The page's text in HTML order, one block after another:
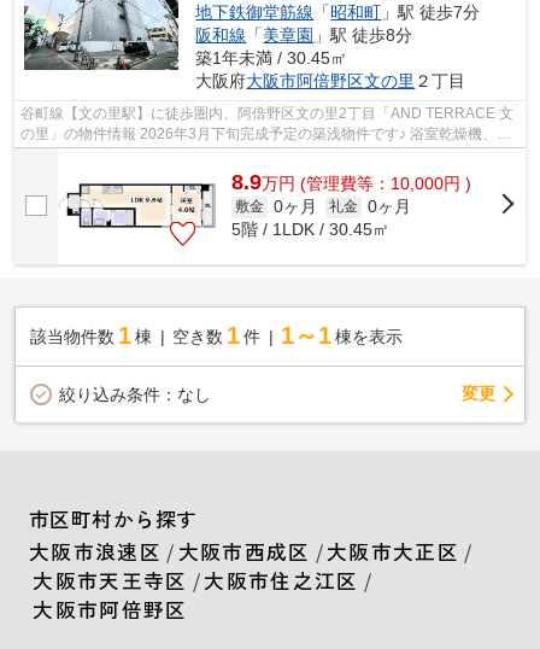
地下鉄御堂筋線 「昭和町 」駅 徒歩7分
阪和線 「美章園 」駅 徒歩8分
築1年未満 / 30.45㎡
大阪府大阪市阿倍野区文の里 ２丁目
谷町線【文の里駅】に徒歩圏内、阿倍野区文の里2丁目「AND TERRACE 文
の里」の物件情報 2026年3月下旬完成予定の築浅物件です♪ 浴室乾燥機、シ
ステムキッチン、宅配ボックス、インタ...
8.9万円 (管理費等：10,000円 )
敷金 0ヶ月 礼金 0ヶ月
5階 / 1LDK / 30.45㎡
該当物件数 1棟 空き数 1 件 1～1 棟を表示
絞り込み条件： なし 変更
市区町村から探す
大阪市浪速区 / 大阪市西成区 /大阪市大正区 /
大阪市天王寺区 /大阪市住之江区 /
大阪市阿倍野区